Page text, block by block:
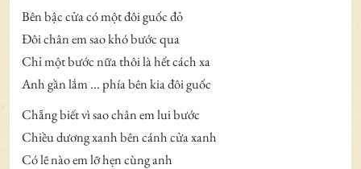
Bên bậc cửa có một đôi guốc đỏ
Đôi chân em sao khó bước qua
Chỉ một bước nữa thôi là hết cách xa
Anh gần lắm ... phía bên kia đôi guốc
Chẵng biết vì sao chân em lui bước
Chiều dương xanh bên cánh cửa xanh
Có lẽ nào em lỡ hẹn cùng anh